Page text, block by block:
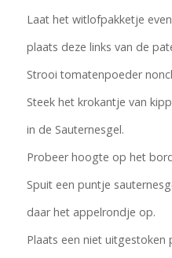
Laat het witlofpakketje
plaats deze links van de
Strooi tomatenpoeder
Steek het krokantje van
in de Sauternesgel.
Probeer hoogte op het
Spuit een puntje
daar het appelrondje op.
Plaats een niet uitgestoken